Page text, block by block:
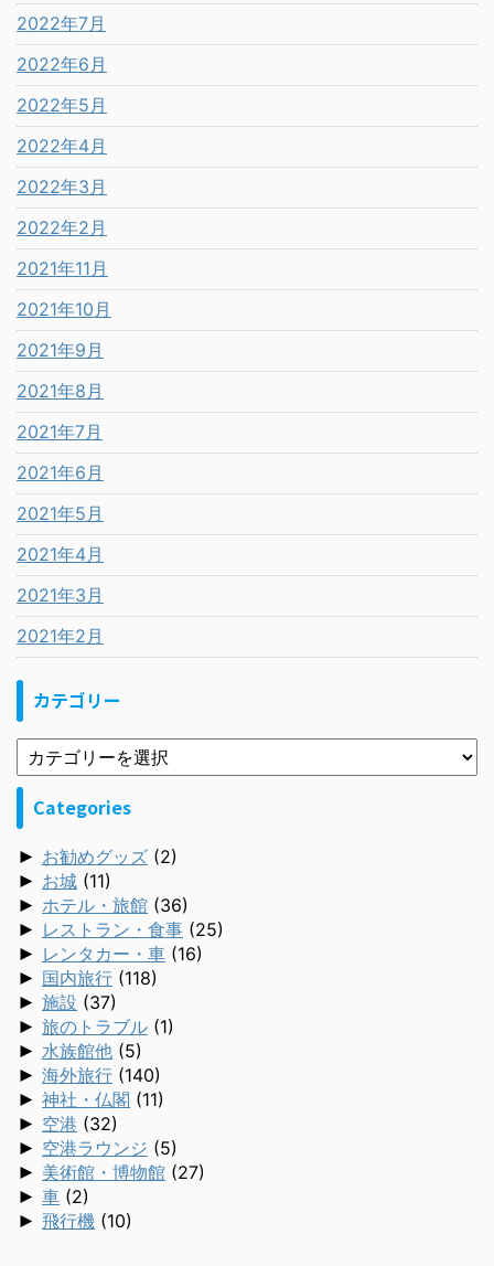
2022年7月
2022年6月
2022年5月
2022年4月
2022年3月
2022年2月
2021年11月
2021年10月
2021年9月
2021年8月
2021年7月
2021年6月
2021年5月
2021年4月
2021年3月
2021年2月
カテゴリー
Categories
► お勧めグッズ (2)
► お城 (11)
► ホテル・旅館 (36)
► レストラン・食事 (25)
► レンタカー・車 (16)
► 国内旅行 (118)
► 施設 (37)
► 旅のトラブル (1)
► 水族館他 (5)
► 海外旅行 (140)
► 神社・仏閣 (11)
► 空港 (32)
► 空港ラウンジ (5)
► 美術館・博物館 (27)
► 車 (2)
► 飛行機 (10)